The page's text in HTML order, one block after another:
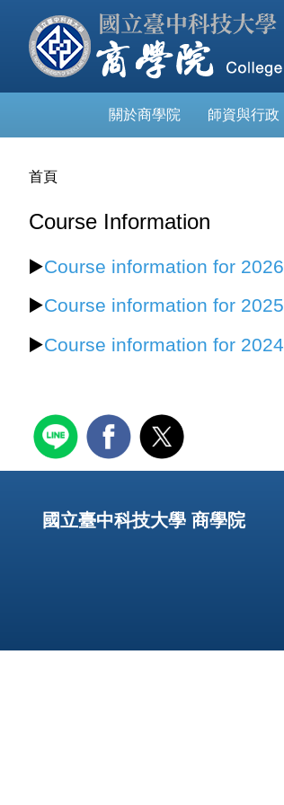
關於商學院 師資與行政
首頁
Course Information
▶️Course information for 2026
▶️Course information for 2025
▶️Course information for 2024
國立臺中科技大學 商學院